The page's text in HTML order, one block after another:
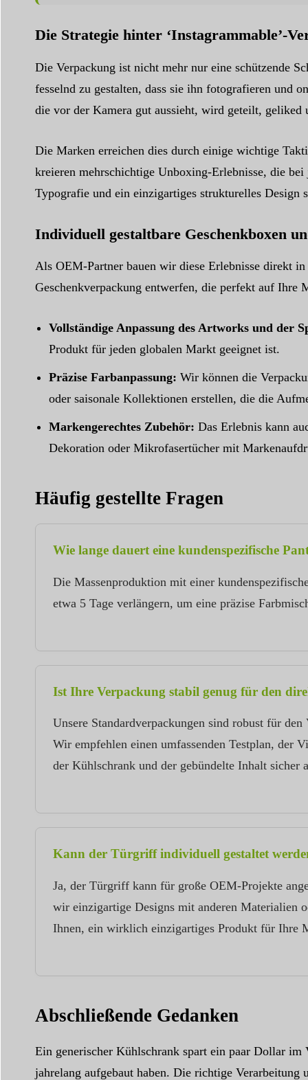
Die Strategie hinter ‘Instagrammable’-
Die Verpackung ist nicht mehr nur eine schützende
fesselnd zu gestalten, dass sie ihn fotografieren und
die vor der Kamera gut aussieht, wird geteilt,
Die Marken erreichen dies durch einige wichtige
kreieren mehrschichtige Unboxing-Erlebnisse, die
Typografie und ein einzigartiges strukturelles
Individuell gestaltbare Geschenkboxen
Als OEM-Partner bauen wir diese Erlebnisse direkt
Geschenkverpackung entwerfen, die perfekt auf Ihre
Vollständige Anpassung des Artworks und der
Produkt für jeden globalen Markt geeignet ist.
Präzise Farbanpassung: Wir können die
oder saisonale Kollektionen erstellen, die die
Markengerechtes Zubehör: Das Erlebnis kann
Dekoration oder Mikrofasertücher mit
Häufig gestellte Fragen
Wie lange dauert eine kundenspezifische
Die Massenproduktion mit einer
etwa 5 Tage verlängern, um eine präzise
Ist Ihre Verpackung stabil genug für den
Unsere Standardverpackungen sind robust für
Wir empfehlen einen umfassenden Testplan, der
der Kühlschrank und der gebündelte Inhalt sicher
Kann der Türgriff individuell gestaltet
Ja, der Türgriff kann für große OEM-Projekte
wir einzigartige Designs mit anderen Materialien
Ihnen, ein wirklich einzigartiges Produkt für Ihre
Abschließende Gedanken
Ein generischer Kühlschrank spart ein paar Dollar im
jahrelang aufgebaut haben. Die richtige